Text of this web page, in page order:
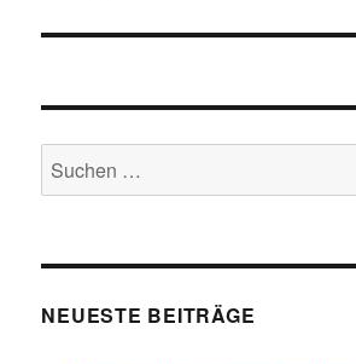
Suchen
nach:
NEUESTE BEITRÄGE